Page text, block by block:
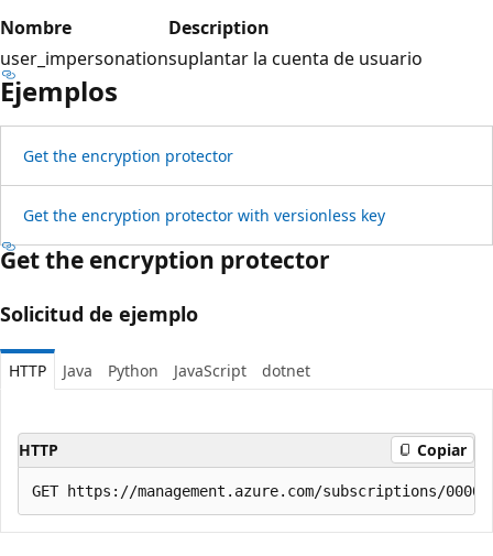
Nombre
Description
user_impersonationsuplantar la cuenta de usuario
Ejemplos
Get the encryption protector
Get the encryption protector with versionless key
Get the encryption protector
Solicitud de ejemplo
HTTP Java Python JavaScript dotnet
HTTP Copiar